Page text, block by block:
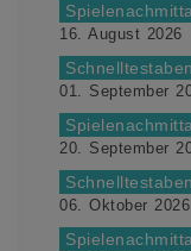
16. August 2026
01. September
20. September
06. Oktober 2026